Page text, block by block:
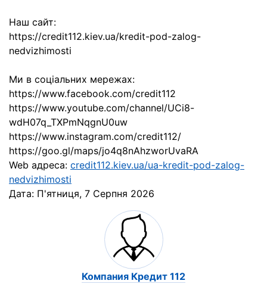
Наш сайт:
https://credit112.kiev.ua/kredit-pod-zalog-
nedvizhimosti
Ми в соціальних мережах:
https://www.facebook.com/credit112
https://www.youtube.com/channel/UCi8-
wdH07q_TXPmNqgnU0uw
https://www.instagram.com/credit112/
https://goo.gl/maps/jo4q8nAhzworUvaRA
Web адреса: credit112.kiev.ua/ua-kredit-pod-zalog-
nedvizhimosti
Дата: П'ятниця, 7 Серпня 2026
Компания Кредит 112